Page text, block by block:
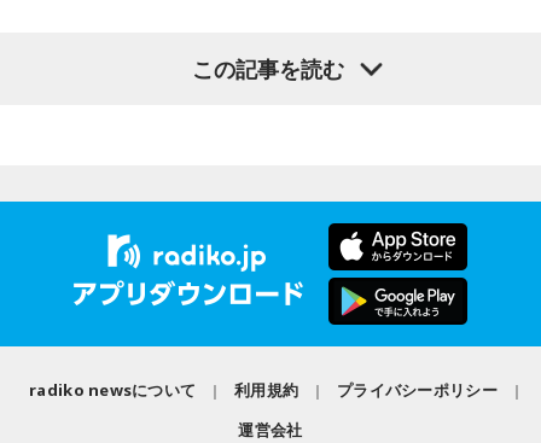
て、そこから自分で描き始めるんですけど、それが私自身の
「あ、自分もバンドできるんだ」みたいな、そういうときの
ワクワク感のようなものが、いろんな不安や葛藤を飛び越え
ちゃうみたいな、そういうバイタリティのある曲だなと思い
ど、音像がかなり爽やかなので、そういうものを飛び越えて
やっぱり、この世に生きている限りは、フィジカルなことっ
――精神力を支えるのは徹底した体調管理であると説く江
原。さらに、日常生活におけるコンディションづくりの重要
性を語ります。
江原：やっぱり、集中力が欠けちゃうしね。だからご飯を食
べて、新しいお家を建てればまたよく寝られたりすると思う
れを大事にして、コンディションを常に最高に整えるという
ことであれば、もしかしたら悩んでいた時期は体調が不安定
山奥の大きなダムを見学しているあなた。
次の中から近いものを1つ選んでください。
1． 水がこぼれてしまうことはないのか
3． ひび割れなど壊れる心配はないか
この記事を読む
radiko newsについて 利用規約
プライバシーポリシー
運営会社